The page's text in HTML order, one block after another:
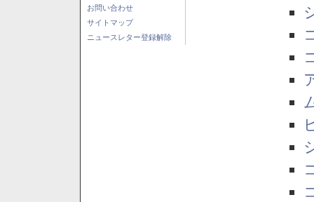
お問い合わせ
サイトマップ
ニュースレター登録解除